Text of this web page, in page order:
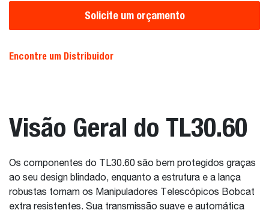
Solicite um orçamento
Encontre um Distribuidor
Visão Geral do TL30.60
Os componentes do TL30.60 são bem protegidos graças
ao seu design blindado, enquanto a estrutura e a lança
robustas tornam os Manipuladores Telescópicos Bobcat
extra resistentes. Sua transmissão suave e automática